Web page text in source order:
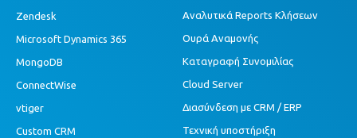
Zendesk
Microsoft Dynamics 365
MongoDB
ConnectWise
vtiger
Custom CRM
Αναλυτικά Reports Κλήσεων
Ουρά Αναμονής
Καταγραφή Συνομιλίας
Cloud Server
Διασύνδεση με CRM / ERP
Τεχνική υποστήριξη